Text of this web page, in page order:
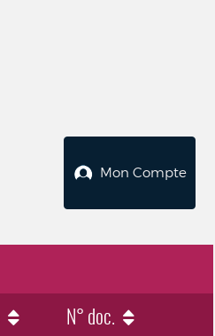
Mon Compte
N° doc.